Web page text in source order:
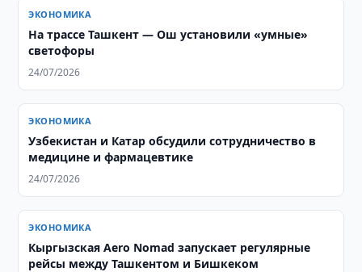
ЭКОНОМИКА
На трассе Ташкент — Ош установили «умные»
светофоры
24/07/2026
ЭКОНОМИКА
Узбекистан и Катар обсудили сотрудничество в
медицине и фармацевтике
24/07/2026
ЭКОНОМИКА
Кыргызская Aero Nomad запускает регулярные
рейсы между Ташкентом и Бишкеком